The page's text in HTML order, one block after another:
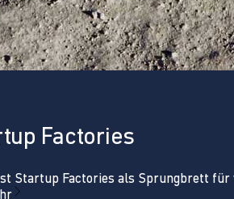
Factories
Startup Factories als Sprungbrett